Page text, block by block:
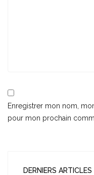
Enregistrer mon nom,
pour mon prochain
DERNIERS ARTICLES